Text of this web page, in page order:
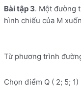
Bài tập 3. Một đường
hình chiếu của M
Từ phương trình
Chọn điểm Q ( 2; 5; 1)